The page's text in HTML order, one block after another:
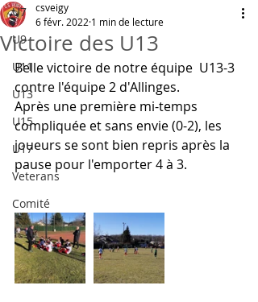
U7
U9
U11
U13
U15
U17
Veterans
Comité
Victoire des U13
csveigy
6 févr. 2022 1 min de lecture
Belle victoire de notre équipe  U13-3
contre l'équipe 2 d'Allinges.
Après une première mi-temps
compliquée et sans envie (0-2), les
joueurs se sont bien repris après la
pause pour l'emporter 4 à 3.